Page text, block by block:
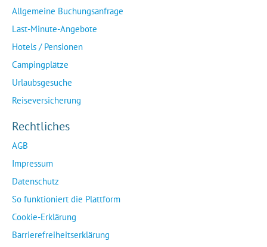
Allgemeine Buchungsanfrage
Last-Minute-Angebote
Hotels / Pensionen
Campingplätze
Urlaubsgesuche
Reiseversicherung
Rechtliches
AGB
Impressum
Datenschutz
So funktioniert die Plattform
Cookie-Erklärung
Barrierefreiheitserklärung